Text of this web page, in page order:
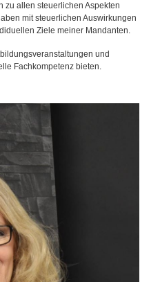
zu allen steuerlichen Aspekten
mit steuerlichen Auswirkungen
Ziele meiner Mandanten.
und
Fachkompetenz bieten.